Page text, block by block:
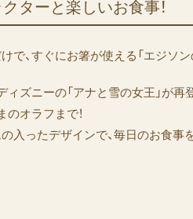
ターと​楽しい​お食事！
で、すぐにお箸が使える「エジソン
ィズニーの「アナと雪の女王」が再
のオラフまで！
入ったデザインで、毎日のお食事